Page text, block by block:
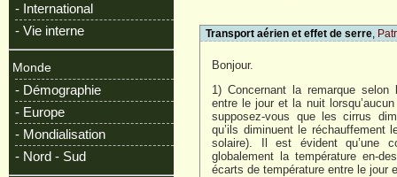
- International
- Vie interne
Monde
- Démographie
- Europe
- Mondialisation
- Nord - Sud
Transport aérien et effet de serre
Bonjour.
1) Concernant la remarque selon
entre le jour et la nuit
supposez-vous que les cirrus
qu’ils diminuent le
solaire). Il est évident qu’une
globalement la température en-
écarts de température entre le jour